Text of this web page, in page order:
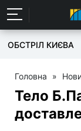
ОБСТРІЛ КИЄВА
Головна »
Тело